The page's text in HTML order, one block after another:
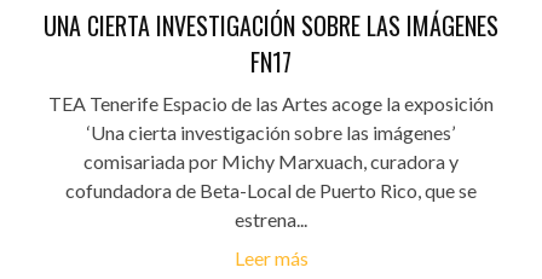
UNA CIERTA INVESTIGACIÓN SOBRE LAS IMÁGENES
FN17
TEA Tenerife Espacio de las Artes acoge la exposición
‘Una cierta investigación sobre las imágenes’
comisariada por Michy Marxuach, curadora y
cofundadora de Beta-Local de Puerto Rico, que se
estrena...
Leer más